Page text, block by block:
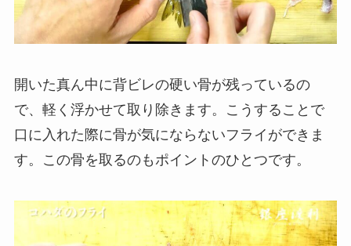
開いた真ん中に背ビレの硬い骨が残っているの
で、軽く浮かせて取り除きます。こうすることで
口に入れた際に骨が気にならないフライができま
す。この骨を取るのもポイントのひとつです。